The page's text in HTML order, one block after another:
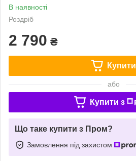
В наявності
Роздріб
2 790 ₴
Купити
або
Купити з
Що таке купити з Пром?
Замовлення під захистом